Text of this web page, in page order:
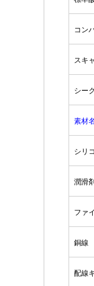
コン
スキ
シー
素材名
シリ
潤滑剤
ファ
銅線
配線